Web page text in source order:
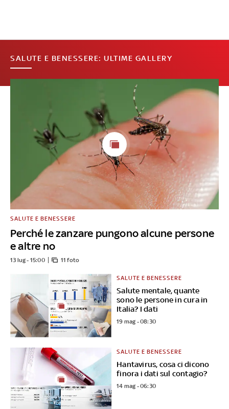
SALUTE E BENESSERE: ULTIME GALLERY
Perché le zanzare pungono alcune persone
e altre no
SALUTE E BENESSERE
13 lug - 15:00 11 foto
Salute mentale, quante
sono le persone in cura in
Italia? I dati
SALUTE E BENESSERE
19 mag - 08:30
Hantavirus, cosa ci dicono
finora i dati sul contagio?
SALUTE E BENESSERE
14 mag - 06:30